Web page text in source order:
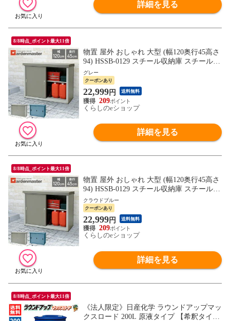
詳細を見る
8/8時点_ポイント最大11倍
物置 屋外 おしゃれ 大型 (幅120奥行45高さ
94) HSSB-0129 スチール収納庫 スチール物
置 物置き 大容量 山善 YAMAZEN ガーデン
マスター 【送料無料】
グレー
クーポンあり
22,999円 送料無料
209
くらしのeショップ
詳細を見る
8/8時点_ポイント最大11倍
物置 屋外 おしゃれ 大型 (幅120奥行45高さ
94) HSSB-0129 スチール収納庫 スチール物
置 物置き 大容量 山善 YAMAZEN ガーデン
マスター 【送料無料】
クラウドブルー
クーポンあり
22,999円 送料無料
209
くらしのeショップ
詳細を見る
8/8時点_ポイント最大11倍
《法人限定》日産化学 ラウンドアップマッ
クスロード 200L 原液タイプ 【希釈タイプ